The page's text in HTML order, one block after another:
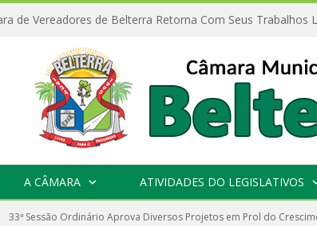
A CÂMARA ATIVIDADES DO LEGISLATIVOS
33ª Sessão Ordinário Aprova Diversos Projetos em Prol do